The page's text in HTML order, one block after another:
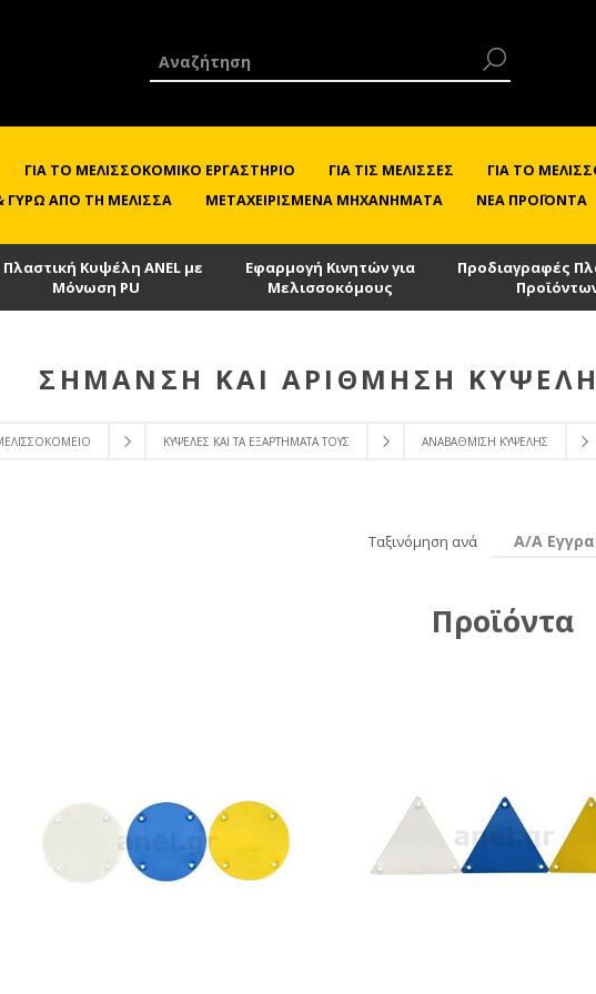
ΓΙΑ ΤΟ ΜΕΛΙΣΣΟΚΟΜΙΚΌ ΕΡΓΑΣΤΉΡΙΟ ΓΙΑ ΤΙΣ ΜΈΛΙΣΣΕΣ ΓΙΑ ΤΟ
ΓΎΡΩ ΑΠΌ ΤΗ ΜΈΛΙΣΣΑ
ΜΕΤΑΧΕΙΡΙΣΜΈΝΑ ΜΗΧΑΝΉΜΑΤΑ ΝΈΑ ΠΡΟΪΌΝΤΑ
Πλαστική Κυψέλη ANEL με
Μόνωση PU
Εφαρμογή Κινητών για
Μελισσοκόμους
Προδιαγραφές
ΚΥΨΈΛΕΣ ΚΑΙ ΤΑ ΕΞΑΡΤΉΜΑΤΑ ΤΟΥΣ ΑΝΑΒΆΘΜΙΣΗ ΚΥΨΈΛΗΣ
ΣΉΜΑΝΣΗ ΚΑΙ ΑΡΊΘΜΗΣΗ
Ταξινόμηση ανά Α/Α
Προϊόντα